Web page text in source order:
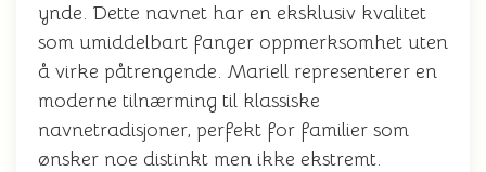
ynde. Dette navnet har en eksklusiv kvalitet
som umiddelbart fanger oppmerksomhet uten
å virke påtrengende. Mariell representerer en
moderne tilnærming til klassiske
navnetradisjoner, perfekt for familier som
ønsker noe distinkt men ikke ekstremt.